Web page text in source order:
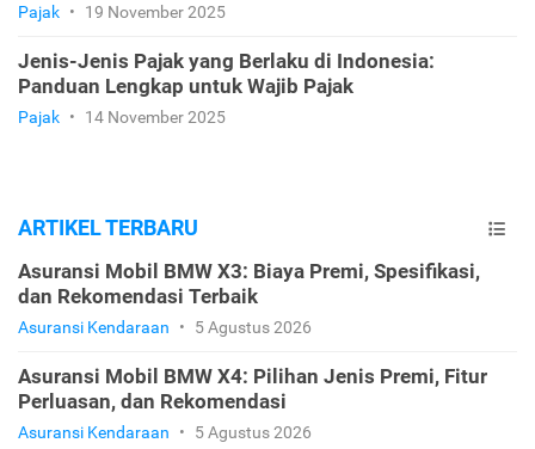
Pajak • 19 November 2025
Jenis-Jenis Pajak yang Berlaku di Indonesia:
Panduan Lengkap untuk Wajib Pajak
Pajak • 14 November 2025
ARTIKEL TERBARU
Asuransi Mobil BMW X3: Biaya Premi, Spesifikasi,
dan Rekomendasi Terbaik
Asuransi Kendaraan • 5 Agustus 2026
Asuransi Mobil BMW X4: Pilihan Jenis Premi, Fitur
Perluasan, dan Rekomendasi
Asuransi Kendaraan • 5 Agustus 2026